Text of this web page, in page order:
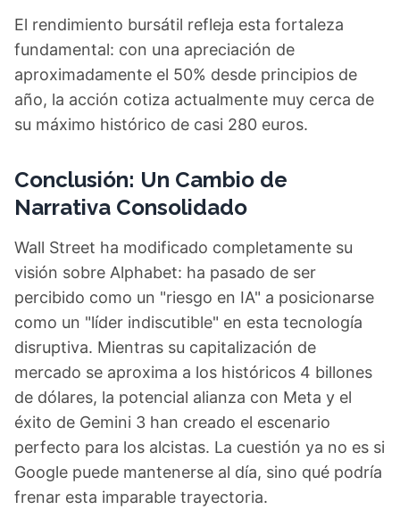
El rendimiento bursátil refleja esta fortaleza
fundamental: con una apreciación de
aproximadamente el 50% desde principios de
año, la acción cotiza actualmente muy cerca de
su máximo histórico de casi 280 euros.
Conclusión: Un Cambio de
Narrativa Consolidado
Wall Street ha modificado completamente su
visión sobre Alphabet: ha pasado de ser
percibido como un "riesgo en IA" a posicionarse
como un "líder indiscutible" en esta tecnología
disruptiva. Mientras su capitalización de
mercado se aproxima a los históricos 4 billones
de dólares, la potencial alianza con Meta y el
éxito de Gemini 3 han creado el escenario
perfecto para los alcistas. La cuestión ya no es si
Google puede mantenerse al día, sino qué podría
frenar esta imparable trayectoria.